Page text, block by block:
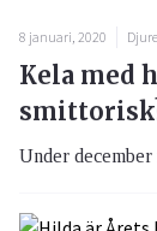
8 januari, 2020
Kela med
Under december